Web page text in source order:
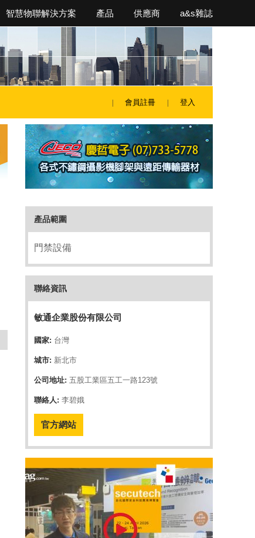
智慧物聯解決方案 產品 供應商 a&s雜誌
會員註冊 登入
產品範圍
門禁設備
聯絡資訊
敏通企業股份有限公司
國家: 台灣
城市: 新北市
公司地址: 五股工業區五工一路123號
聯絡人: 李碧娥
官方網站